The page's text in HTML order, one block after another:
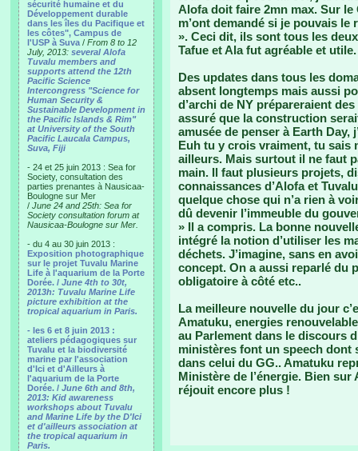
sécurité humaine et du
Développement durable
dans les îles du Pacifique et
les côtes", Campus de
l'USP à Suva / From 8 to 12
July, 2013: several Alofa
Tuvalu members and
supports attend the 12th
Pacific Science
Intercongress "Science for
Human Security &
Sustainable Development in
the Pacific Islands & Rim"
at University of the South
Pacific Laucala Campus,
Suva, Fiji
- 24 et 25 juin 2013 : Sea for
Society, consultation des
parties prenantes à Nausicaa-
Boulogne sur Mer
/ June 24 and 25th: Sea for
Society consultation forum at
Nausicaa-Boulogne sur Mer.
- du 4 au 30 juin 2013 :
Exposition photographique
sur le projet Tuvalu Marine
Life à l'aquarium de la Porte
Dorée. / June 4th to 30t,
2013h: Tuvalu Marine Life
picture exhibition at the
tropical aquarium in Paris.
- les 6 et 8 juin 2013 :
ateliers pédagogiques sur
Tuvalu et la biodiversité
marine par l'association
d'Ici et d'Ailleurs à
l'aquarium de la Porte
Dorée. / June 6th and 8th,
2013: Kid awareness
workshops about Tuvalu
and Marine Life by the D'Ici
et d'ailleurs association at
the tropical aquarium in
Paris.
Alofa doit faire 2mn max. Sur le
m’ont demandé si je pouvais le
». Ceci dit, ils sont tous les
Tafue et Ala fut agréable et utile.
Des updates dans tous les
absent longtemps mais aussi
d’archi de NY prépareraient
assuré que la construction
amusée de penser à Earth Day,
Euh tu y crois vraiment, tu sais
ailleurs. Mais surtout il ne faut
main. Il faut plusieurs projets,
connaissances d’Alofa et
quelque chose qui n’a rien à
dû devenir l’immeuble du
» Il a compris. La bonne
intégré la notion d’utiliser les
déchets. J’imagine, sans en
concept. On a aussi reparlé du
obligatoire à côté etc..
La meilleure nouvelle du jour
Amatuku, energies
au Parlement dans le discours
ministères font un speech
dans celui du GG.. Amatuku
Ministère de l’énergie. Bien sur
réjouit encore plus !